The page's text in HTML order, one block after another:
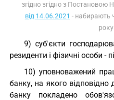
згідно згідно з Постановою
від 14.06.2021 - набирають
9) суб'єкти
резиденти і фізичні особи -
10) уповноважений
банку, на якого відповідно
банку покладено